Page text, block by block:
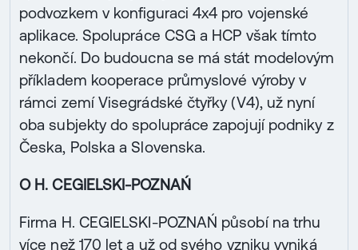
podvozkem v konfiguraci 4x4 pro vojenské
aplikace. Spolupráce CSG a HCP však tímto
nekončí. Do budoucna se má stát modelovým
příkladem kooperace průmyslové výroby v
rámci zemí Visegrádské čtyřky (V4), už nyní
oba subjekty do spolupráce zapojují podniky z
Česka, Polska a Slovenska.
O H. CEGIELSKI-POZNAŃ
Firma H. CEGIELSKI-POZNAŃ působí na trhu
více než 170 let a už od svého vzniku vyniká